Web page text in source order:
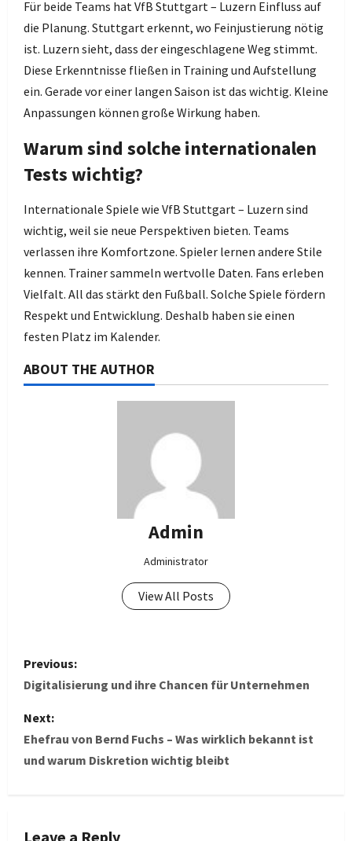
Für beide Teams hat VfB Stuttgart – Luzern Einfluss auf
die Planung. Stuttgart erkennt, wo Feinjustierung nötig
ist. Luzern sieht, dass der eingeschlagene Weg stimmt.
Diese Erkenntnisse fließen in Training und Aufstellung
ein. Gerade vor einer langen Saison ist das wichtig. Kleine
Anpassungen können große Wirkung haben.
Warum sind solche internationalen
Tests wichtig?
Internationale Spiele wie VfB Stuttgart – Luzern sind
wichtig, weil sie neue Perspektiven bieten. Teams
verlassen ihre Komfortzone. Spieler lernen andere Stile
kennen. Trainer sammeln wertvolle Daten. Fans erleben
Vielfalt. All das stärkt den Fußball. Solche Spiele fördern
Respekt und Entwicklung. Deshalb haben sie einen
festen Platz im Kalender.
ABOUT THE AUTHOR
Admin
Administrator
View All Posts
P
o
s
t
Previous:
Digitalisierung und ihre Chancen für Unternehmen
Next:
Ehefrau von Bernd Fuchs – Was wirklich bekannt ist
und warum Diskretion wichtig bleibt
Leave a Reply